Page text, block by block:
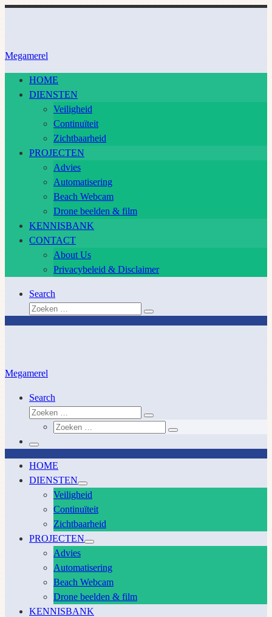
Ga
Megamerel
HOME
DIENSTEN
Veiligheid
Continuïteit
Zichtbaarheid
PROJECTEN
Advies
Automatisering
Beach Webcam
Drone beelden & film
KENNISBANK
CONTACT
About Us
Privacybeleid & Disclaimer
Search
Zoeken
Zoeken
…
Megamerel
Search
Zoeken
Zoeken
Zoeken
Zoeken
Menu
HOME
DIENSTEN
Veiligheid
Continuïteit
Zichtbaarheid
PROJECTEN
Advies
Automatisering
Beach Webcam
Drone beelden & film
KENNISBANK